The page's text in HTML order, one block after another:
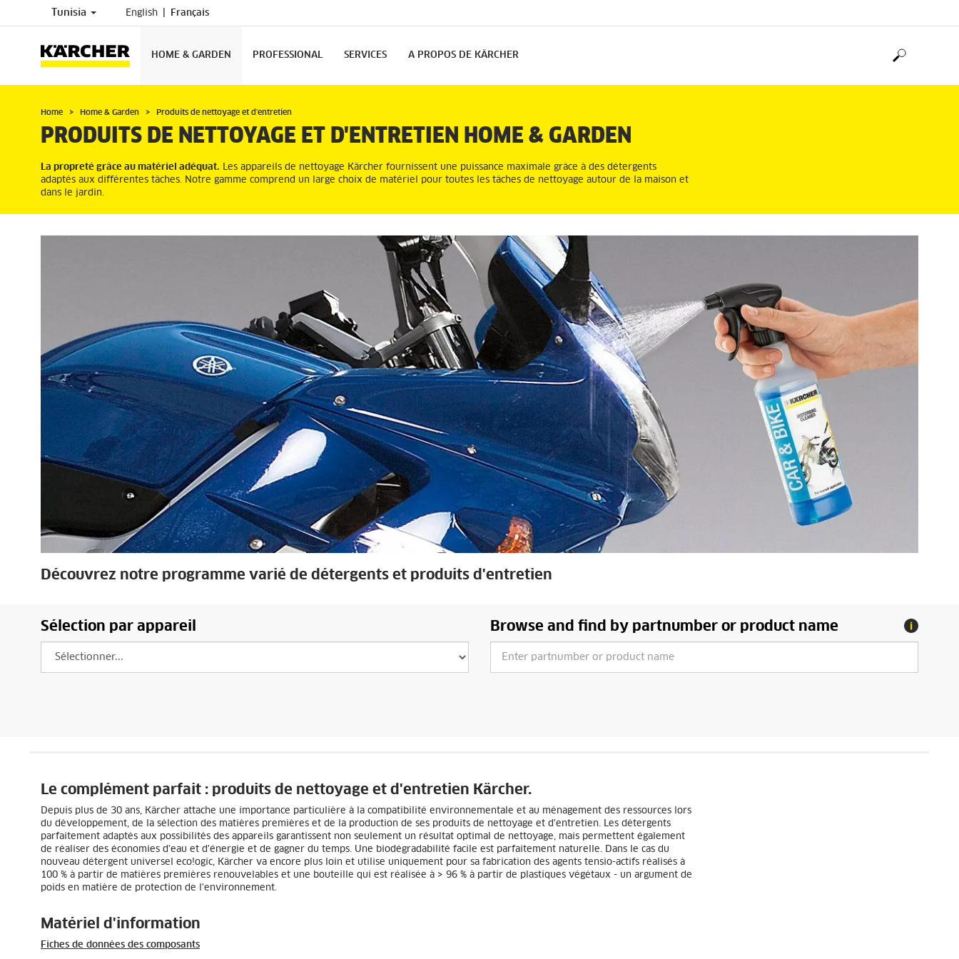
Tunisia English Français
HOME & GARDEN PROFESSIONAL SERVICES A PROPOS DE KÄRCHER
Home Home & Garden Produits de nettoyage et d'entretien
PRODUITS DE NETTOYAGE ET D'ENTRETIEN HOME & GARDEN
La propreté grâce au matériel adéquat. Les appareils de nettoyage Kärcher fournissent une puissance maximale grâce à des détergents
adaptés aux différentes tâches. Notre gamme comprend un large choix de matériel pour toutes les tâches de nettoyage autour de la maison et
dans le jardin.
Découvrez notre programme varié de détergents et produits d'entretien
Sélection par appareil Browse and find by partnumber or product name
Le complément parfait : produits de nettoyage et d'entretien Kärcher.
Depuis plus de 30 ans, Kärcher attache une importance particulière à la compatibilité environnementale et au ménagement des ressources lors
du développement, de la sélection des matières premières et de la production de ses produits de nettoyage et d'entretien. Les détergents
parfaitement adaptés aux possibilités des appareils garantissent non seulement un résultat optimal de nettoyage, mais permettent également
de réaliser des économies d'eau et d'énergie et de gagner du temps. Une biodégradabilité facile est parfaitement naturelle. Dans le cas du
nouveau détergent universel eco!ogic, Kärcher va encore plus loin et utilise uniquement pour sa fabrication des agents tensio-actifs réalisés à
100 % à partir de matières premières renouvelables et une bouteille qui est réalisée à > 96 % à partir de plastiques végétaux - un argument de
poids en matière de protection de l'environnement.
Matériel d'information
Fiches de données des composants